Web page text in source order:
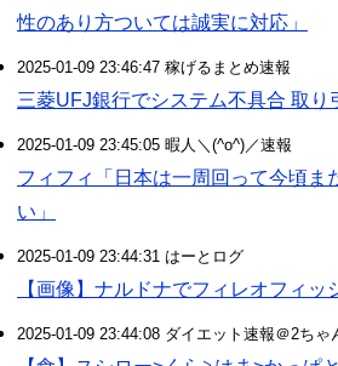
性のあり方ついては誠実に対応」
2025-01-09 23:46:47 稼げるまとめ速報
三菱UFJ銀行でシステム不具合 取
2025-01-09 23:45:05 暇人＼(^o^)／速報
フィフィ「日本は一周回って今頃ま
い」
2025-01-09 23:44:31 はーとログ
【画像】ナルドナでフィレオフィ
2025-01-09 23:44:08 ダイエット速報＠2ちゃ